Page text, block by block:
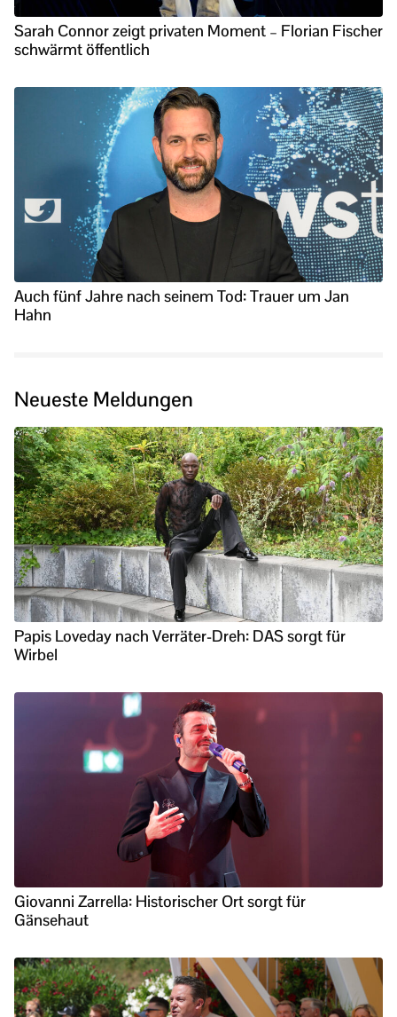
Sarah Connor zeigt privaten Moment – Florian Fischer
schwärmt öffentlich
Auch fünf Jahre nach seinem Tod: Trauer um Jan
Hahn
Neueste Meldungen
Papis Loveday nach Verräter-Dreh: DAS sorgt für
Wirbel
Giovanni Zarrella: Historischer Ort sorgt für
Gänsehaut